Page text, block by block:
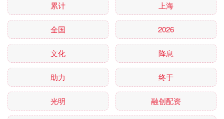
累计 上海
全国 2026
文化 降息
助力 终于
光明 融创配资